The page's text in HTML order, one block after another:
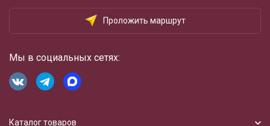
Проложить маршрут
Мы в социальных сетях:
Каталог товаров